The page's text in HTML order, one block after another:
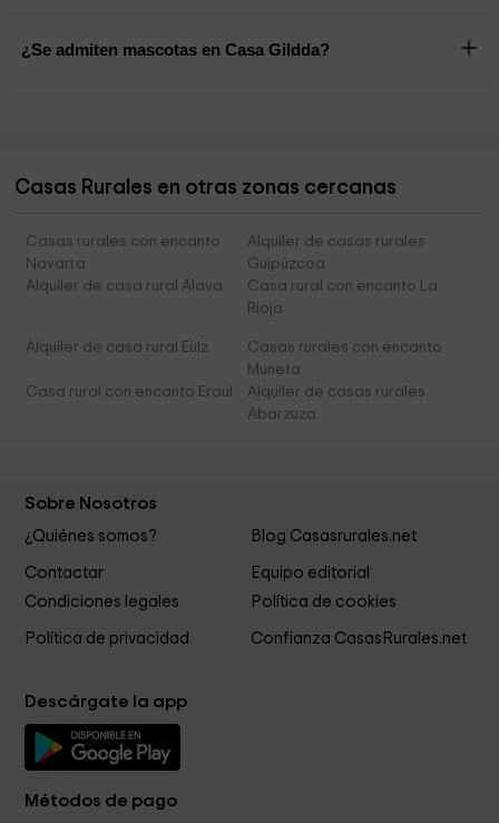
¿Se admiten mascotas en Casa Gildda?
Casas Rurales en otras zonas cercanas
Casas rurales con encanto
Navarra
Alquiler de casas rurales
Guipúzcoa
Alquiler de casa rural Álava
Casa rural con encanto La
Rioja
Alquiler de casa rural Eulz
Casas rurales con encanto
Muneta
Casa rural con encanto Eraul
Alquiler de casas rurales
Abarzuza
Sobre Nosotros
¿Quiénes somos? Blog Casasrurales.net
Contactar
Equipo editorial
Condiciones legales
Política de cookies
Política de privacidad Confianza CasasRurales.net
Descárgate la app
Métodos de pago